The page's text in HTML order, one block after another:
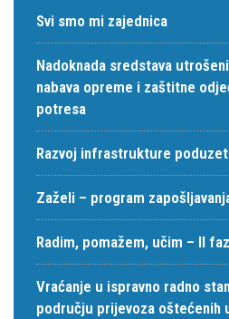
Svi smo mi zajednica
Nadoknada sredstava
nabava opreme i zaštitne
potresa
Razvoj infrastrukture
Zaželi – program
Radim, pomažem, učim – II
Vraćanje u ispravno radno
području prijevoza oštećenih